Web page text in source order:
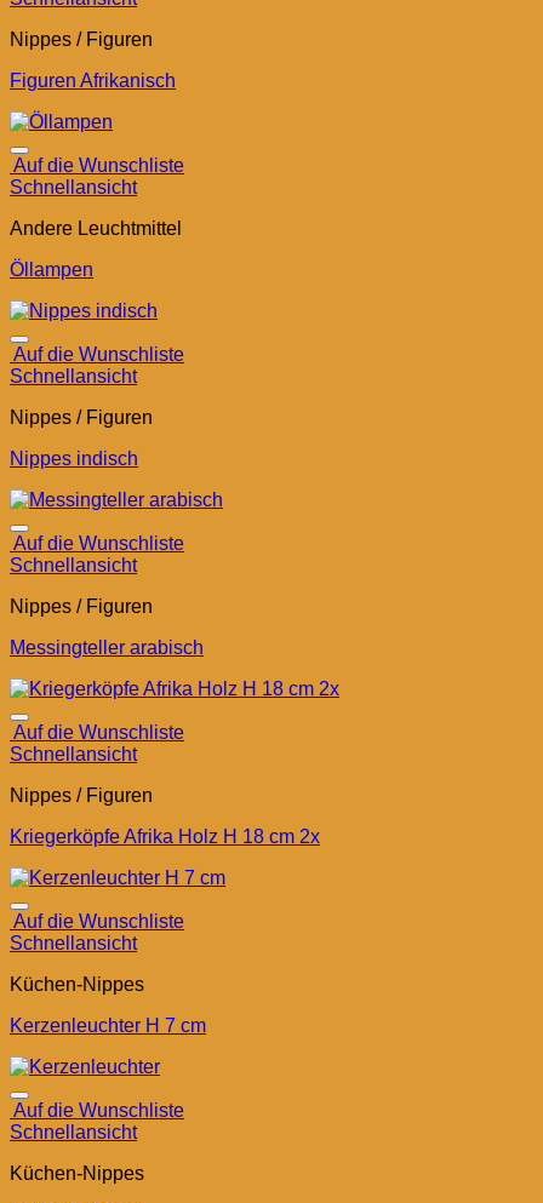
Nippes / Figuren
Figuren Afrikanisch
Auf die Wunschliste
Schnellansicht
Andere Leuchtmittel
Öllampen
Auf die Wunschliste
Schnellansicht
Nippes / Figuren
Nippes indisch
Auf die Wunschliste
Schnellansicht
Nippes / Figuren
Messingteller arabisch
Auf die Wunschliste
Schnellansicht
Nippes / Figuren
Kriegerköpfe Afrika Holz H 18 cm 2x
Auf die Wunschliste
Schnellansicht
Küchen-Nippes
Kerzenleuchter H 7 cm
Auf die Wunschliste
Schnellansicht
Küchen-Nippes